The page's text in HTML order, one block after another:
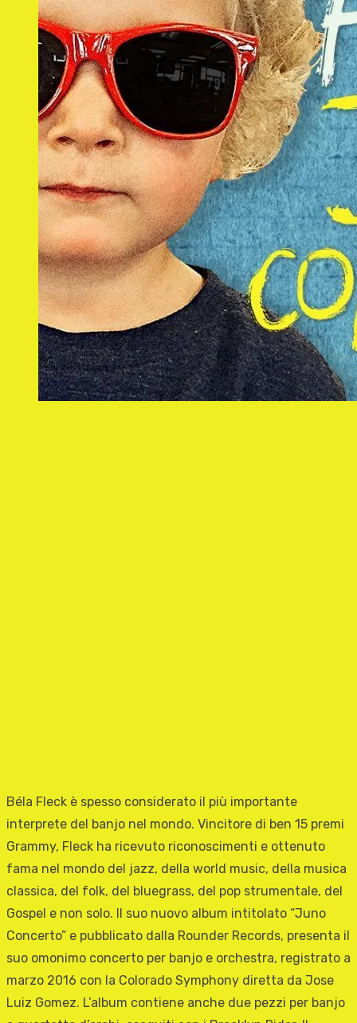
Béla Fleck è spesso considerato il più importante
interprete del banjo nel mondo. Vincitore di ben 15 premi
Grammy, Fleck ha ricevuto riconoscimenti e ottenuto
fama nel mondo del jazz, della world music, della musica
classica, del folk, del bluegrass, del pop strumentale, del
Gospel e non solo. Il suo nuovo album intitolato “Juno
Concerto” e pubblicato dalla Rounder Records, presenta il
suo omonimo concerto per banjo e orchestra, registrato a
marzo 2016 con la Colorado Symphony diretta da Jose
Luiz Gomez. L’album contiene anche due pezzi per banjo